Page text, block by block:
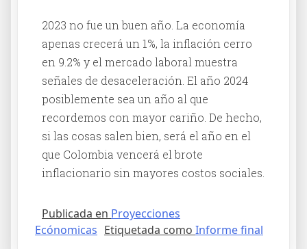
2023 no fue un buen año. La economía
apenas crecerá un 1%, la inflación cerro
en 9.2% y el mercado laboral muestra
señales de desaceleración. El año 2024
posiblemente sea un año al que
recordemos con mayor cariño. De hecho,
si las cosas salen bien, será el año en el
que Colombia vencerá el brote
inflacionario sin mayores costos sociales.
Publicada en Proyecciones
Ecónomicas Etiquetada como Informe final